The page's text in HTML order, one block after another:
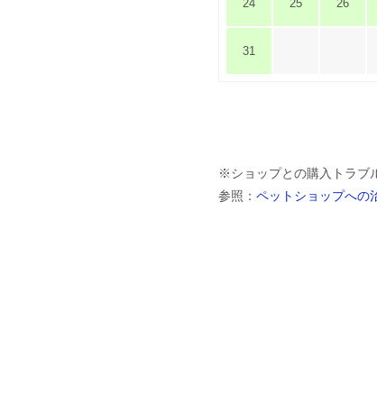
24 25 26
31
※ショップとの購入トラブ
参照： ペットショップへの